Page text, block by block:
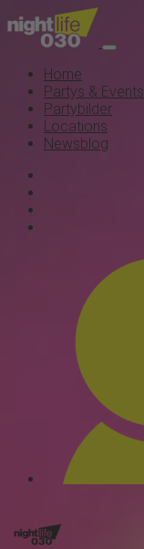
Home
Partys & Events
Partybilder
Locations
Newsblog